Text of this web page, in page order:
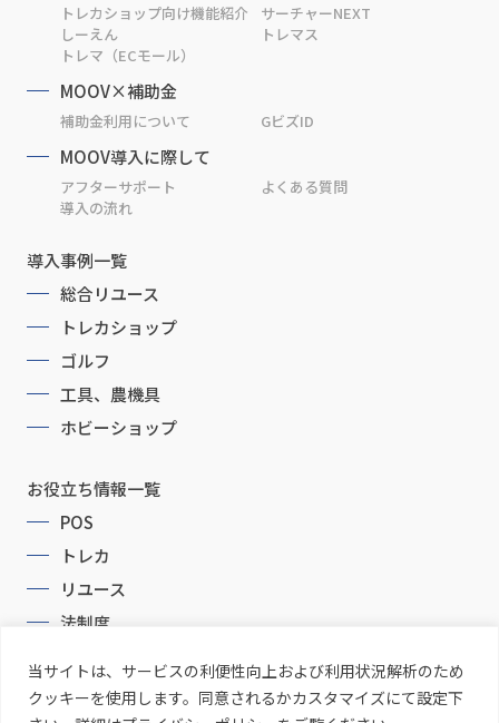
当サイトは、サービスの利便性向上および利用状況解析のため
クッキーを使用します。同意されるかカスタマイズにて設定下
トレカショップ向け機能紹介
サーチャーNEXT
しーえん
トレマス
トレマ（ECモール）
MOOV×補助金
補助金利用について GビズID
MOOV導入に際して
アフターサポート
よくある質問
導入の流れ
導入事例一覧
総合リユース
トレカショップ
ゴルフ
工具、農機具
ホビーショップ
お役立ち情報一覧
POS
トレカ
リユース
法制度